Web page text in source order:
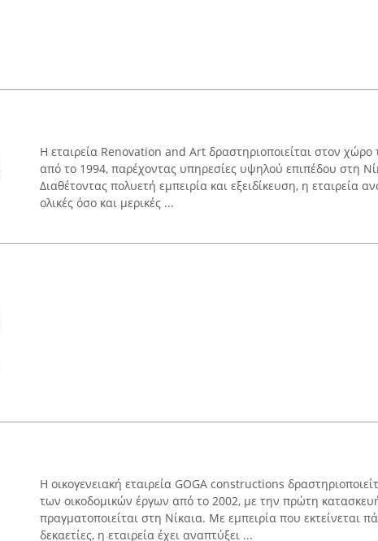
Η εταιρεία Renovation and Art δραστηριοποιείται στον
από το 1994, παρέχοντας υπηρεσίες υψηλού επιπέδου στη
Διαθέτοντας πολυετή εμπειρία και εξειδίκευση, η εταιρεία
ολικές όσο και μερικές ...
Η οικογενειακή εταιρεία GOGA constructions
των οικοδομικών έργων από το 2002, με την πρώτη
πραγματοποιείται στη Νίκαια. Με εμπειρία που εκτείνεται
δεκαετίες, η εταιρεία έχει αναπτύξει ...